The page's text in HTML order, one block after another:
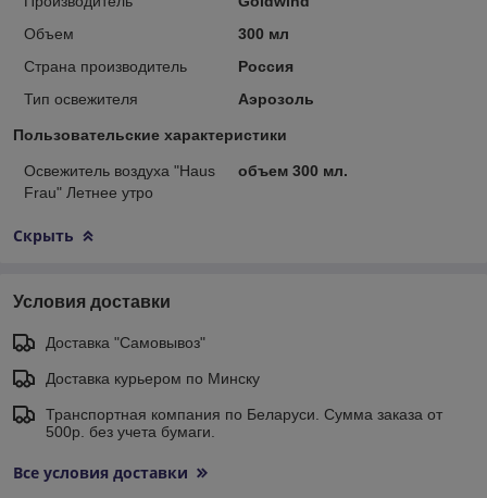
Объем
300 мл
Страна производитель
Россия
Тип освежителя
Аэрозоль
Пользовательские характеристики
Освежитель воздуха "Haus
Frau" Летнее утро
объем 300 мл.
Скрыть
Условия доставки
Доставка "Самовывоз"
Доставка курьером по Минску
Транспортная компания по Беларуси. Сумма заказа от
500р. без учета бумаги.
Все условия доставки